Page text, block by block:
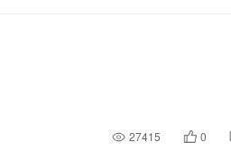
27415 0